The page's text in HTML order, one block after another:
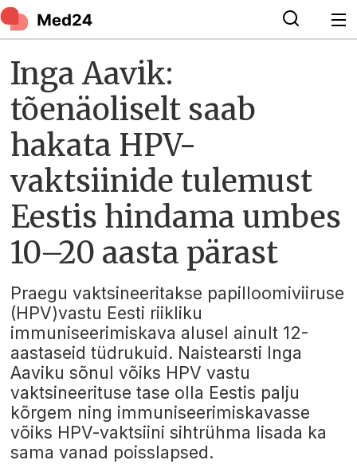
Inga Aavik:
tõenäoliselt saab
hakata HPV-
vaktsiinide tulemust
Eestis hindama umbes
10–20 aasta pärast
Praegu vaktsineeritakse papilloomiviiruse
(HPV)vastu Eesti riikliku
immuniseerimiskava alusel ainult 12-
aastaseid tüdrukuid. Naistearsti Inga
Aaviku sõnul võiks HPV vastu
vaktsineerituse tase olla Eestis palju
kõrgem ning immuniseerimiskavasse
võiks HPV-vaktsiini sihtrühma lisada ka
sama vanad poisslapsed.